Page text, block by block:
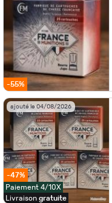
-55%
ajouté le 04/08/2026
-47%
Paiement 4/10X
Livraison gratuite